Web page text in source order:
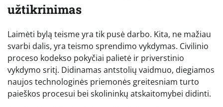
užtikrinimas
Laimėti bylą teisme yra tik pusė darbo. Kita, ne mažiau
svarbi dalis, yra teismo sprendimo vykdymas. Civilinio
proceso kodekso pokyčiai palietė ir priverstinio
vykdymo sritį. Didinamas antstolių vaidmuo, diegiamos
naujos technologinės priemonės greitesniam turto
paieškos procesui bei skolininkų atskaitomybei didinti.